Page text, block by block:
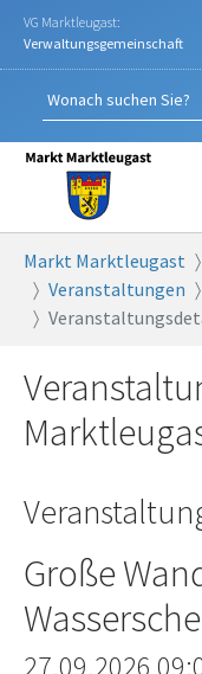
Zum Hauptinhalt springen
VG Marktleugast:
Verwaltungsgemeinschaft
Markt Marktleugast
Veranstaltungen
Große
27.09.2026